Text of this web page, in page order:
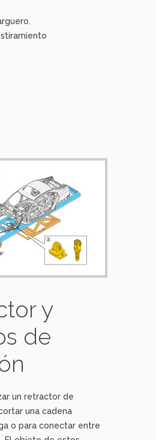
y
de
un retractor de
una cadena
o para conectar entre